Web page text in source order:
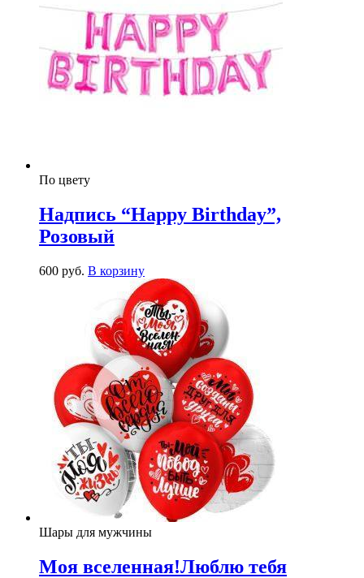
По цвету
Надпись “Happy Birthday”,
Розовый
600 руб. В корзину
Шары для мужчины
Моя вселенная!Люблю тебя